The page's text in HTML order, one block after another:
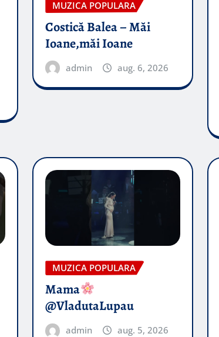
MUZICA POPULARA
Costică Balea – Măi
Ioane,măi Ioane
admin aug. 6, 2026
MUZICA POPULARA
Mama
@VladutaLupau
admin aug. 5, 2026